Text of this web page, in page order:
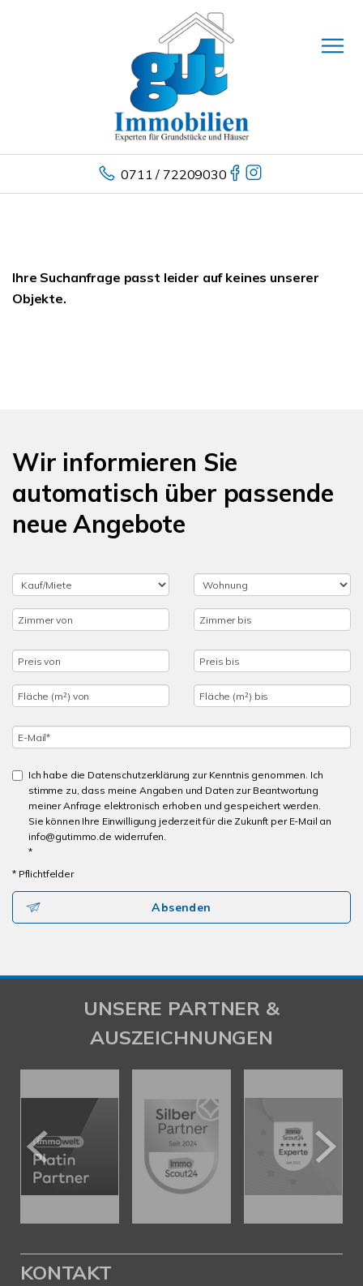
0711 / 72209030
Ihre Suchanfrage passt leider auf keines unserer
Objekte.
Wir informieren Sie
automatisch über passende
neue Angebote
Ich habe die Datenschutzerklärung zur Kenntnis genommen. Ich
stimme zu, dass meine Angaben und Daten zur Beantwortung
meiner Anfrage elektronisch erhoben und gespeichert werden.
Sie können Ihre Einwilligung jederzeit für die Zukunft per E-Mail an
info@gutimmo.de widerrufen.
*
* Pflichtfelder
Absenden
UNSERE PARTNER &
AUSZEICHNUNGEN
KONTAKT